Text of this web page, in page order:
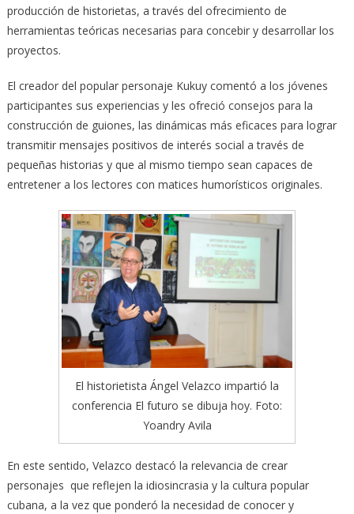
producción de historietas, a través del ofrecimiento de
herramientas teóricas necesarias para concebir y desarrollar los
proyectos.
El creador del popular personaje Kukuy comentó a los jóvenes
participantes sus experiencias y les ofreció consejos para la
construcción de guiones, las dinámicas más eficaces para lograr
transmitir mensajes positivos de interés social a través de
pequeñas historias y que al mismo tiempo sean capaces de
entretener a los lectores con matices humorísticos originales.
El historietista Ángel Velazco impartió la
conferencia El futuro se dibuja hoy. Foto:
Yoandry Avila
En este sentido, Velazco destacó la relevancia de crear
personajes que reflejen la idiosincrasia y la cultura popular
cubana, a la vez que ponderó la necesidad de conocer y